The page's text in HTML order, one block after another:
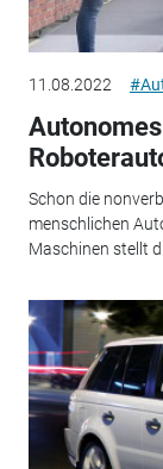
11.08.2022
Schon die
menschlichen
Maschinen stellt